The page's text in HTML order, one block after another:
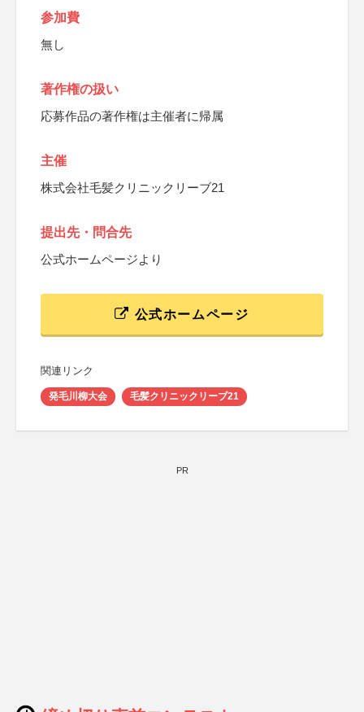
参加費
無し
著作権の扱い
応募作品の著作権は主催者に帰属
主催
株式会社毛髪クリニックリーブ21
提出先・問合先
公式ホームページより
公式ホームページ
関連リンク
発毛川柳大会 毛髪クリニックリーブ21
PR